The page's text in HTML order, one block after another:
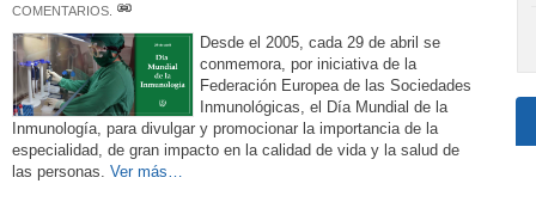
COMENTARIOS
Desde el 2005, cada 29 de abril se
conmemora, por iniciativa de la
Federación Europea de las Sociedades
Inmunológicas, el Día Mundial de la
Inmunología, para divulgar y promocionar la importancia de la
especialidad, de gran impacto en la calidad de vida y la salud de
las personas. Ver más…